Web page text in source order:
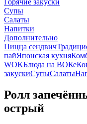
Горячие закуски
Супы
Салаты
Напитки
Дополнительно
Пицца сендвич
пайЯпонская кухня
WOKБлюда на ВОКе
закускиСупыСалаты
Ролл
острый